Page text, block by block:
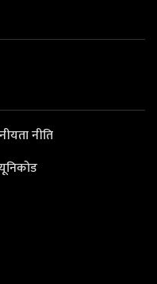
नीति